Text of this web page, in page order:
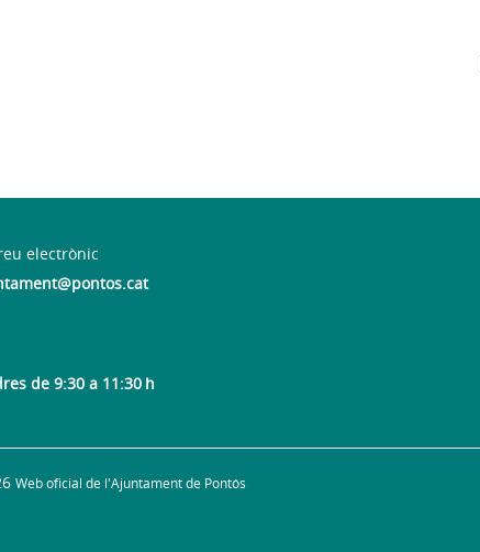
electrònic
de 9:30 a 11:30 h
Web oficial de l'Ajuntament de Pontós